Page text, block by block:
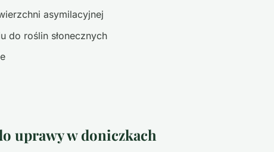
asymilacyjnej
do roślin słonecznych
uprawy w doniczkach